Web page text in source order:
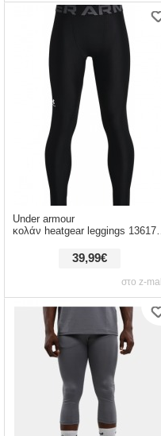
στο z-mall
Under armour
κολάν heatgear leggings 1361738-001
39,99€